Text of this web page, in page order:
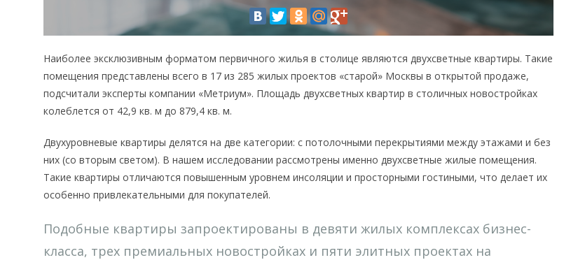
Наиболее эксклюзивным форматом первичного жилья в столице являются двухсветные квартиры. Такие
помещения представлены всего в 17 из 285 жилых проектов «старой» Москвы в открытой продаже,
подсчитали эксперты компании «Метриум». Площадь двухсветных квартир в столичных новостройках
колеблется от 42,9 кв. м до 879,4 кв. м.
Двухуровневые квартиры делятся на две категории: с потолочными перекрытиями между этажами и без
них (со вторым светом). В нашем исследовании рассмотрены именно двухсветные жилые помещения.
Такие квартиры отличаются повышенным уровнем инсоляции и просторными гостиными, что делает их
особенно привлекательными для покупателей.
Подобные квартиры запроектированы в девяти жилых комплексах бизнес-
класса, трех премиальных новостройках и пяти элитных проектах на